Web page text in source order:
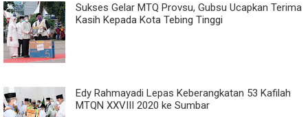
Sukses Gelar MTQ Provsu, Gubsu Ucapkan Terima
Kasih Kepada Kota Tebing Tinggi
Edy Rahmayadi Lepas Keberangkatan 53 Kafilah
MTQN XXVIII 2020 ke Sumbar